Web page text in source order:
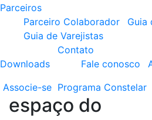
Parceiros
Parceiro Colaborador
Guia
Guia de Varejistas
Downloads
Contato
Fale conosco
Associe-se Programa Constelar
espaço do